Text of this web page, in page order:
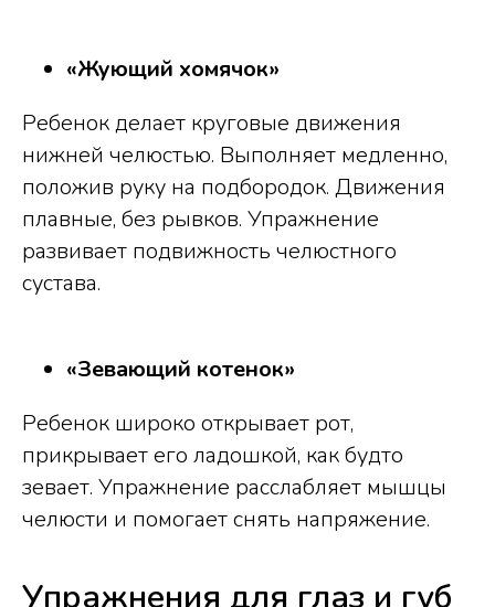
«Жующий хомячок»
Ребенок делает круговые движения
нижней челюстью. Выполняет медленно,
положив руку на подбородок. Движения
плавные, без рывков. Упражнение
развивает подвижность челюстного
сустава.
«Зевающий котенок»
Ребенок широко открывает рот,
прикрывает его ладошкой, как будто
зевает. Упражнение расслабляет мышцы
челюсти и помогает снять напряжение.
Упражнения для глаз и губ